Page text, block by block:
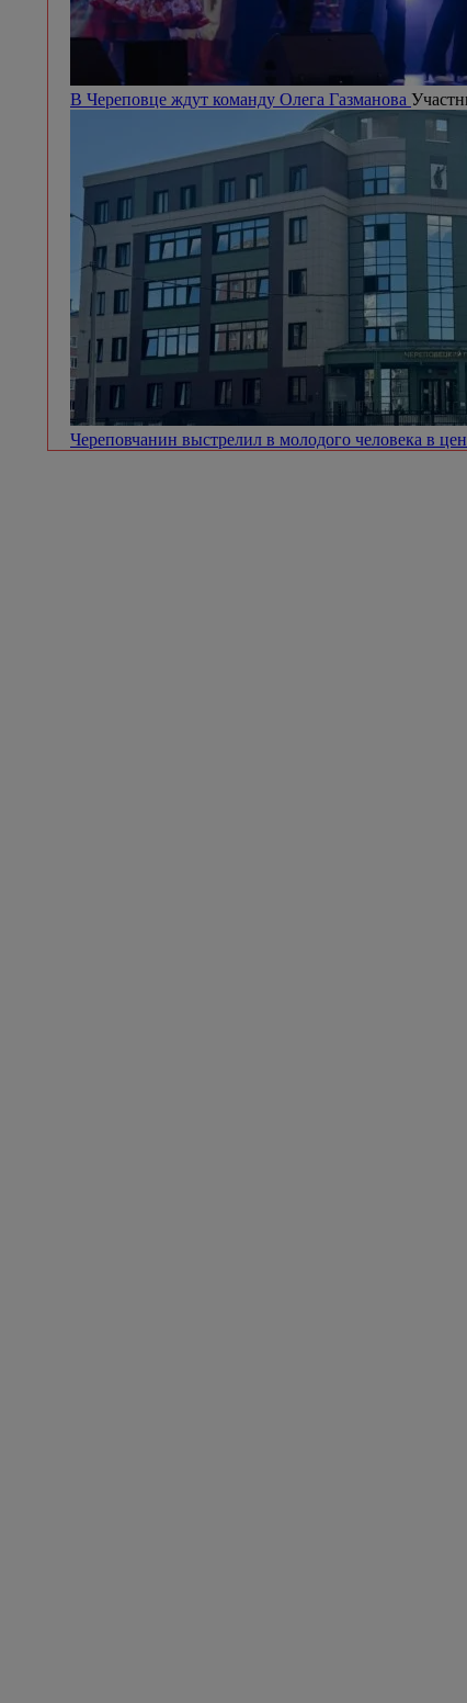
В Череповце ждут команду Олега Газманова
Череповчанин выстрелил в молодого человека в